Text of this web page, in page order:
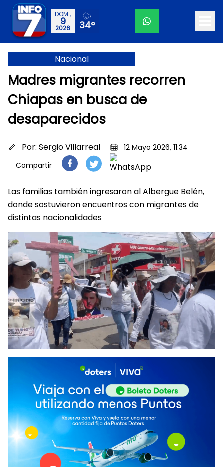
DOM.,
9
2026 34°
Nacional
Madres migrantes recorren
Chiapas en busca de
desaparecidos
Por: Sergio Villarreal
12 Mayo 2026, 11:34
Compartir
Las familias también ingresaron al Albergue Belén,
donde sostuvieron encuentros con migrantes de
distintas nacionalidades